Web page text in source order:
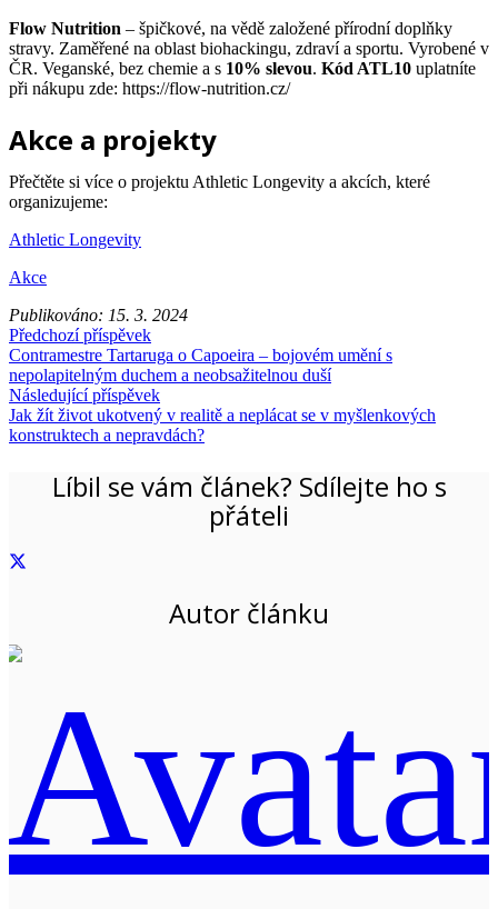
Flow Nutrition – špičkové, na vědě založené přírodní doplňky
stravy. Zaměřené na oblast biohackingu, zdraví a sportu. Vyrobené v
ČR. Veganské, bez chemie a s 10% slevou. Kód ATL10 uplatníte
při nákupu zde: https://flow-nutrition.cz/
Akce a projekty
Přečtěte si více o projektu Athletic Longevity a akcích, které
organizujeme:
Athletic Longevity
Akce
Publikováno: 15. 3. 2024
Předchozí příspěvek
Contramestre Tartaruga o Capoeira – bojovém umění s
nepolapitelným duchem a neobsažitelnou duší
Následující příspěvek
Jak žít život ukotvený v realitě a neplácat se v myšlenkových
konstruktech a nepravdách?
Líbil se vám článek? Sdílejte ho s
přáteli
Autor článku